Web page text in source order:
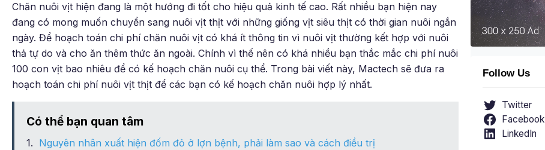
Chăn nuôi vịt hiện đang là một hướng đi tốt cho hiệu quả kinh tế cao. Rất nhiều bạn hiện nay
đang có mong muốn chuyển sang nuôi vịt thịt với những giống vịt siêu thịt có thời gian nuôi ngắn
ngày. Để hoạch toán chi phí chăn nuôi vịt có khá ít thông tin vì nuôi vịt thường kết hợp với nuôi
thả tự do và cho ăn thêm thức ăn ngoài. Chính vì thế nên có khá nhiều bạn thắc mắc chi phí nuôi
100 con vịt bao nhiêu để có kế hoạch chăn nuôi cụ thể. Trong bài viết này, Mactech sẽ đưa ra
hoạch toán chi phí nuôi vịt thịt để các bạn có kế hoạch chăn nuôi hợp lý nhất.
Có thể bạn quan tâm
Nguyên nhân xuất hiện đốm đỏ ở lợn bệnh, phải làm sao và cách điều trị
Follow Us
Twitter
Facebook
LinkedIn